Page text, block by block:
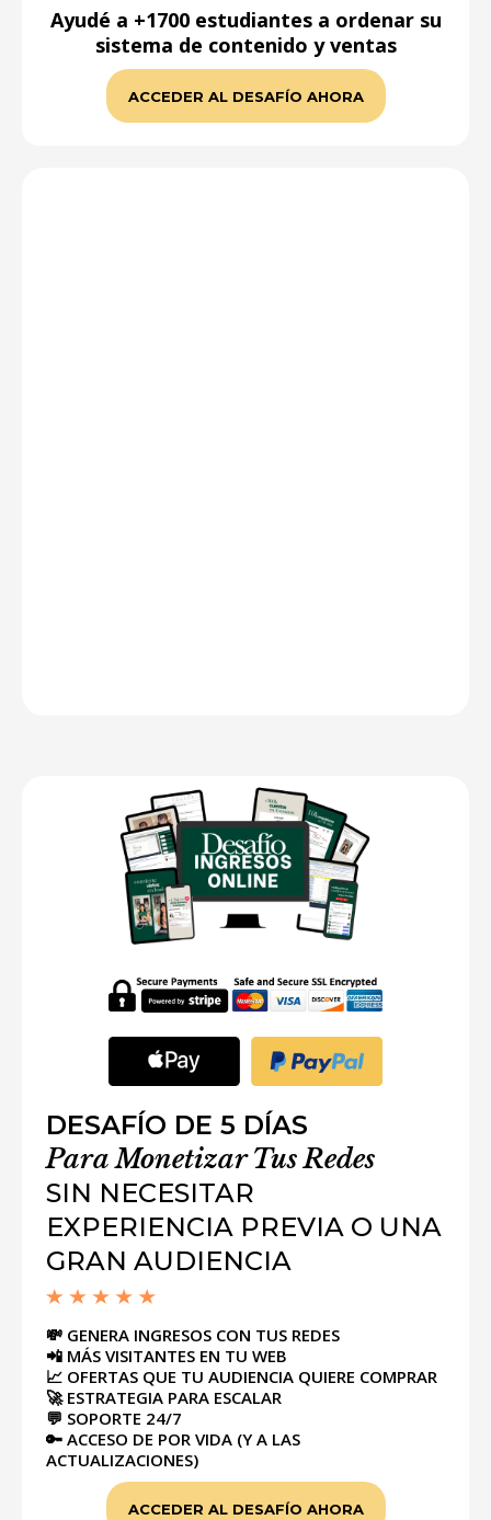
Ayudé a +1700 estudiantes a ordenar su
sistema de contenido y ventas
ACCEDER AL DESAFÍO AHORA
DESAFÍO DE 5 DÍAS
Para Monetizar Tus Redes
SIN NECESITAR
EXPERIENCIA PREVIA O UNA
GRAN AUDIENCIA
💸 GENERA INGRESOS CON TUS REDES
📲 MÁS VISITANTES EN TU WEB
📈 OFERTAS QUE TU AUDIENCIA QUIERE COMPRAR
🚀 ESTRATEGIA PARA ESCALAR
💬 SOPORTE 24/7
🔑 ACCESO DE POR VIDA (Y A LAS
ACTUALIZACIONES)
ACCEDER AL DESAFÍO AHORA